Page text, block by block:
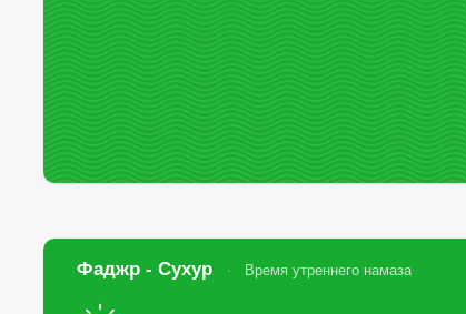
Фаджр - Сухур Время утреннего намаза